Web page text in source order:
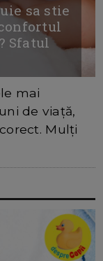
sa stie
Sfatul
mai
de viață,
Mulți